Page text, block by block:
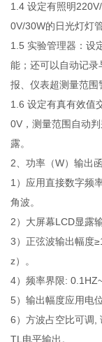
1.4 设定有照明
0V/30W的日光灯灯
1.5 实验管理器：设
能；还可以自动记
报、仪表超测量范围
1.6 设定有真有效值
0V，测量范围自动
露。
2、功率（W）输出
1）应用直接数字频
角波。
2）大屏幕LCD显露
3）正弦波输出幅度
z）。
4）频率界限:
5）输出幅度应用电
6）方波占空比可调,
TL电平输出。